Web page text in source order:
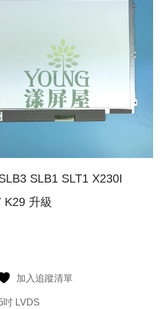
SLB1 SLT1 X230I
K29 升級
加入追蹤清單
吋 LVDS